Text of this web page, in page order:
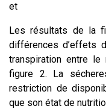
et Nc =
Les résultats de la
différences d’effets
transpiration entre
figure 2. La
restriction de
que son état de